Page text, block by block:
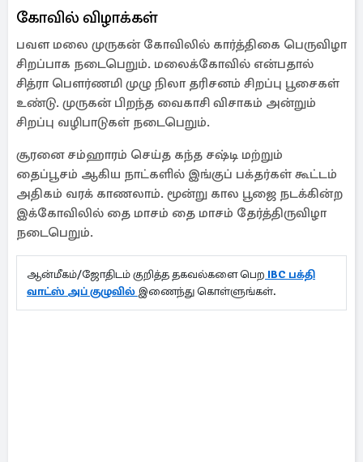
கோவில் விழாக்கள்
பவள மலை முருகன் கோவிலில் கார்த்திகை பெருவிழா
சிறப்பாக நடைபெறும். மலைக்கோவில் என்பதால்
சித்ரா பௌர்ணமி முழு நிலா தரிசனம் சிறப்பு பூசைகள்
உண்டு. முருகன் பிறந்த வைகாசி விசாகம் அன்றும்
சிறப்பு வழிபாடுகள் நடைபெறும்.
சூரனை சம்ஹாரம் செய்த கந்த சஷ்டி மற்றும்
தைப்பூசம் ஆகிய நாட்களில் இங்குப் பக்தர்கள் கூட்டம்
அதிகம் வரக் காணலாம். மூன்று கால பூஜை நடக்கின்ற
இக்கோவிலில் தை மாசம் தை மாசம் தேர்த்திருவிழா
நடைபெறும்.
ஆன்மீகம்/ஜோதிடம் குறித்த தகவல்களை பெற IBC பக்தி
வாட்ஸ் அப் குழுவில் இணைந்து கொள்ளுங்கள்.